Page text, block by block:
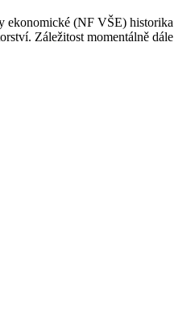
ekonomické (NF VŠE) historika
Záležitost momentálně dále